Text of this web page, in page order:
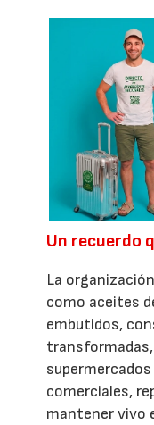
Un recuerdo
La
como aceites
embutidos,
comerciales,
mantener vivo